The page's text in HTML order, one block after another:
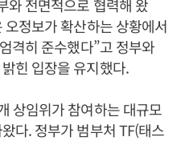
와 전면적으로 협력해 왔
정보가 확산하는 상황에서
격히 준수했다”고 정부와
힌 입장을 유지했다.
상임위가 참여하는 대규모
다. 정부가 범부처 TF(태스